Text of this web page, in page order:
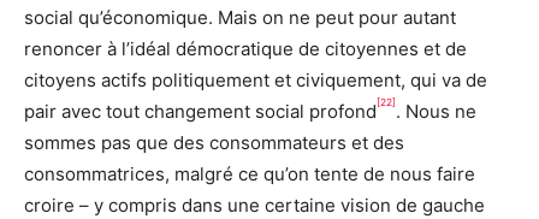
social qu’économique. Mais on ne peut pour autant
renoncer à l’idéal démocratique de citoyennes et de
citoyens actifs politiquement et civiquement, qui va de
pair avec tout changement social profond [22] . Nous ne
sommes pas que des consommateurs et des
consommatrices, malgré ce qu’on tente de nous faire
croire – y compris dans une certaine vision de gauche